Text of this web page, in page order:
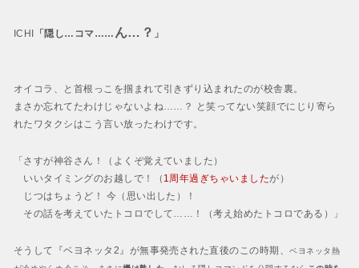
ICHI 「隠し…コマ…… ん…？ 」
オイコラ、と首根っこを掴まれて引きずり込まれたのが校舎裏。
まさか忘れてたわけじゃないよね……？
と笑ってない笑顔でにじり寄ら
れたワタクシはこう言い放ったわけです。
「さすが神谷さん！
（よくぞ覚えていました）
いいタイミングのお越しで！
（ 1周年過ぎちゃいましたが）
じつはちょうど！ 今 （思い出した）
！
その話を考えていたトコロでして……！
（考え始めたトコロである） 」
そうして『ベヨネッタ2』が無事発売された直後のこの時期、ベヨネッタ熱